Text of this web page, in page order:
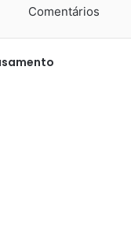
Comentários